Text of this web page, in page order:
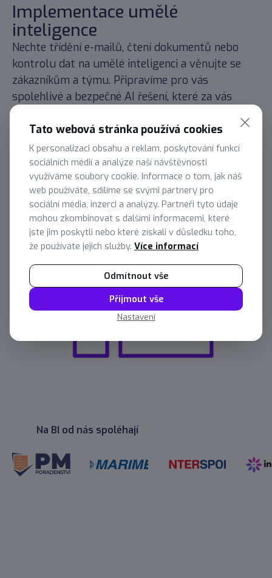
Implementace umělé
inteligence
Nechte třídění e-mailů, čtení dokumentů nebo
kontrolu dat na umělé inteligenci a věnujte se
zákazníkům a týmu. Připravíme pro vás
spolehlivé a bezpečné AI řešení, které za vás
pro důležitější činnosti.
Nezávazná konzultace
Na BI od nás spoléhají
Tato webová stránka používá cookies
K personalizaci obsahu a reklam, poskytování funkcí
sociálních médií a analýze naší návštěvnosti
využíváme soubory cookie. Informace o tom, jak náš
web používáte, sdílíme se svými partnery pro
sociální média, inzerci a analýzy. Partneři tyto údaje
mohou zkombinovat s dalšími informacemi, které
jste jim poskytli nebo které získali v důsledku toho,
že používáte jejich služby. Více informací
Nastavení
Odmítnout vše
Přijmout vše